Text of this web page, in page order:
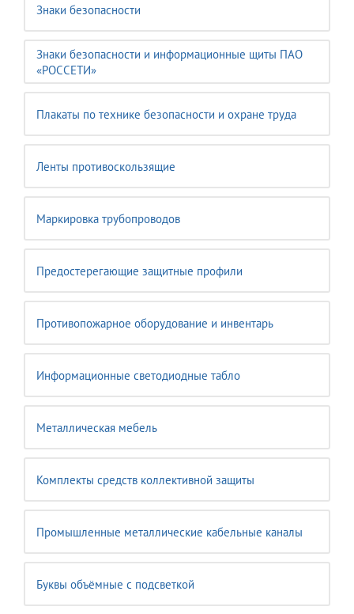
Знаки безопасности
Знаки безопасности и информационные щиты ПАО
«РОССЕТИ»
Плакаты по технике безопасности и охране труда
Ленты противоскользящие
Маркировка трубопроводов
Предостерегающие защитные профили
Противопожарное оборудование и инвентарь
Информационные светодиодные табло
Металлическая мебель
Комплекты средств коллективной защиты
Промышленные металлические кабельные каналы
Буквы объёмные с подсветкой